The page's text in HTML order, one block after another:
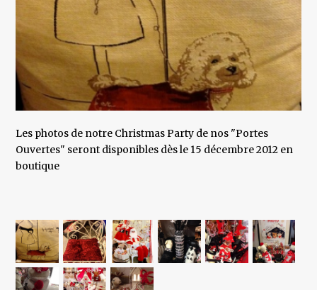
Les photos de notre Christmas Party de nos "Portes
Ouvertes" seront disponibles dès le 15 décembre 2012 en
boutique